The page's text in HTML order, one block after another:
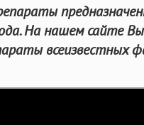
На нашем сайте
всеизвестных